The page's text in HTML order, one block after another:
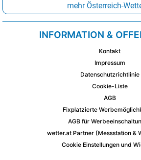
mehr Österreich-
INFORMATION &
Kontakt
Impressum
Datenschutzrichtlinie
Cookie-Liste
AGB
Fixplatzierte
AGB für
wetter.at Partner (Messstation &
Cookie Einstellungen und